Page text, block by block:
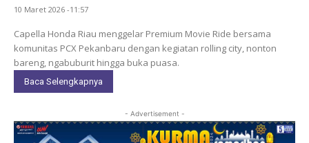
10 Maret 2026 -11:57
Capella Honda Riau menggelar Premium Movie Ride bersama
komunitas PCX Pekanbaru dengan kegiatan rolling city, nonton
bareng, ngabuburit hingga buka puasa.
Baca Selengkapnya
- Advertisement -